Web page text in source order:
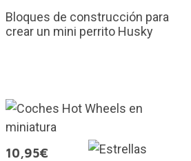
Bloques de construcción para
crear un mini perrito Husky
10,95€